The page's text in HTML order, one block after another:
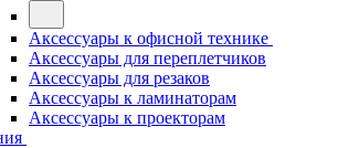
Аксессуары к офисной технике
Аксессуары для переплетчиков
Аксессуары для резаков
Аксессуары к ламинаторам
Аксессуары к проекторам